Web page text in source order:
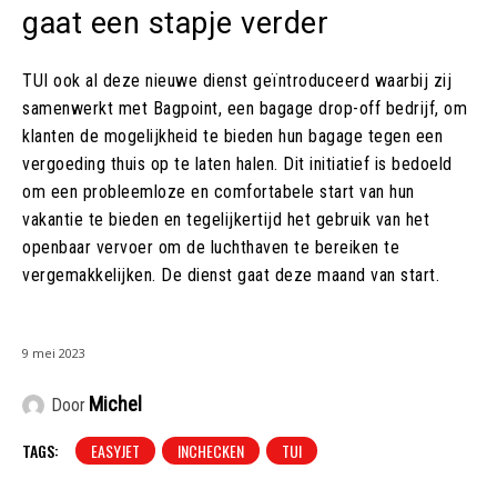
gaat een stapje verder
TUI ook al deze nieuwe dienst geïntroduceerd waarbij zij
samenwerkt met Bagpoint, een bagage drop-off bedrijf, om
klanten de mogelijkheid te bieden hun bagage tegen een
vergoeding thuis op te laten halen. Dit initiatief is bedoeld
om een probleemloze en comfortabele start van hun
vakantie te bieden en tegelijkertijd het gebruik van het
openbaar vervoer om de luchthaven te bereiken te
vergemakkelijken. De dienst gaat deze maand van start.
9 mei 2023
Door Michel
TAGS:
EASYJET INCHECKEN TUI